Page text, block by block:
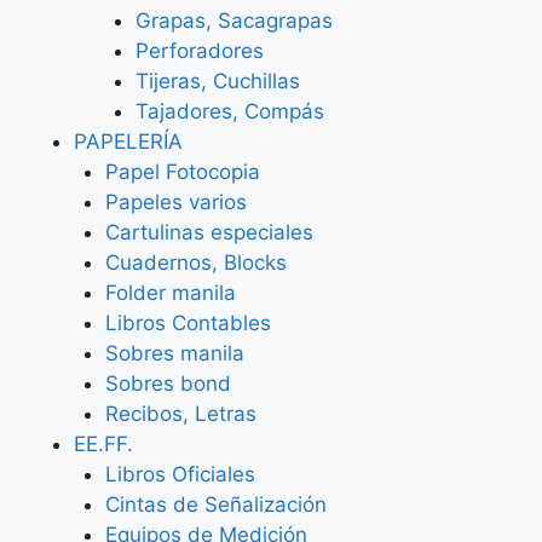
Grapas, Sacagrapas
Perforadores
Tijeras, Cuchillas
Tajadores, Compás
PAPELERÍA
Papel Fotocopia
Papeles varios
Cartulinas especiales
Cuadernos, Blocks
Folder manila
Libros Contables
Sobres manila
Sobres bond
Recibos, Letras
EE.FF.
Libros Oficiales
Cintas de Señalización
Equipos de Medición